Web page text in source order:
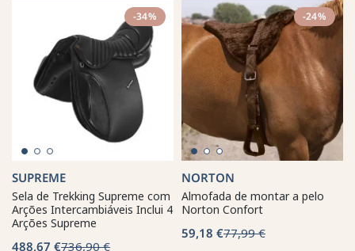
-34%
SUPREME
Sela de Trekking Supreme com
Arções Intercambiáveis Inclui 4
Arções Supreme
488,67 €736,90 €
-24%
NORTON
Almofada de montar a pelo
Norton Confort
59,18 €77,99 €